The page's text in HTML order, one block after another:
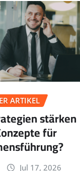
ARTIKEL
stärken
für
Jul 17, 2026